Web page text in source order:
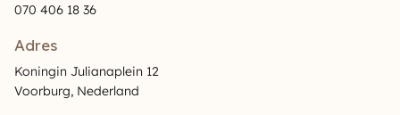
070 406 18 36
Adres
Koningin Julianaplein 12
Voorburg, Nederland